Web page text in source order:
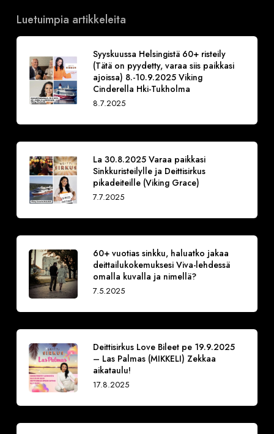
Luetuimpia artikkeleita
Syyskuussa Helsingistä 60+ risteily
(Tätä on pyydetty, varaa siis paikkasi
ajoissa) 8.-10.9.2025 Viking
Cinderella Hki-Tukholma
8.7.2025
La 30.8.2025 Varaa paikkasi
Sinkkuristeilylle ja Deittisirkus
pikadeiteille (Viking Grace)
7.7.2025
60+ vuotias sinkku, haluatko jakaa
deittailukokemuksesi Viva-lehdessä
omalla kuvalla ja nimellä?
7.5.2025
Deittisirkus Love Bileet pe 19.9.2025
– Las Palmas (MIKKELI) Zekkaa
aikataulu!
17.8.2025